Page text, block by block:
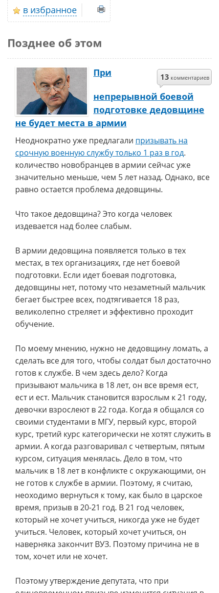
в избранное
Позднее об этом
13 комментариев
При
непрерывной боевой
подготовке дедовщине
не будет места в армии
Неоднократно уже предлагали призывать на
срочную военную службу только 1 раз в год.
количество новобранцев в армии сейчас уже
значительно меньше, чем 5 лет назад. Однако, все
равно остается проблема дедовщины.
Что такое дедовщина? Это когда человек
издевается над более слабым.
В армии дедовщина появляется только в тех
местах, в тех организациях, где нет боевой
подготовки. Если идет боевая подготовка,
дедовщины нет, потому что незаметный мальчик
бегает быстрее всех, подтягивается 18 раз,
великолепно стреляет и эффективно проходит
обучение.
По моему мнению, нужно не дедовщину ломать, а
сделать все для того, чтобы солдат был достаточно
готов к службе. В чем здесь дело? Когда
призывают мальчика в 18 лет, он все время ест,
ест и ест. Мальчик становится взрослым к 21 году,
девочки взрослеют в 22 года. Когда я общался со
своими студентами в МГУ, первый курс, второй
курс, третий курс категорически не хотят служить в
армии. А когда разговаривал с четвертым, пятым
курсом, ситуация менялась. Дело в том, что
мальчик в 18 лет в конфликте с окружающими, он
не готов к службе в армии. Поэтому, я считаю,
неоходимо вернуться к тому, как было в царское
время, призыв в 20-21 год. В 21 год человек,
который не хочет учиться, никогда уже не будет
учиться. Человек, который хочет учиться, он
наверняка закончит ВУЗ. Поэтому причина не в
том, хочет или не хочет.
Поэтому утверждение депутата, что при